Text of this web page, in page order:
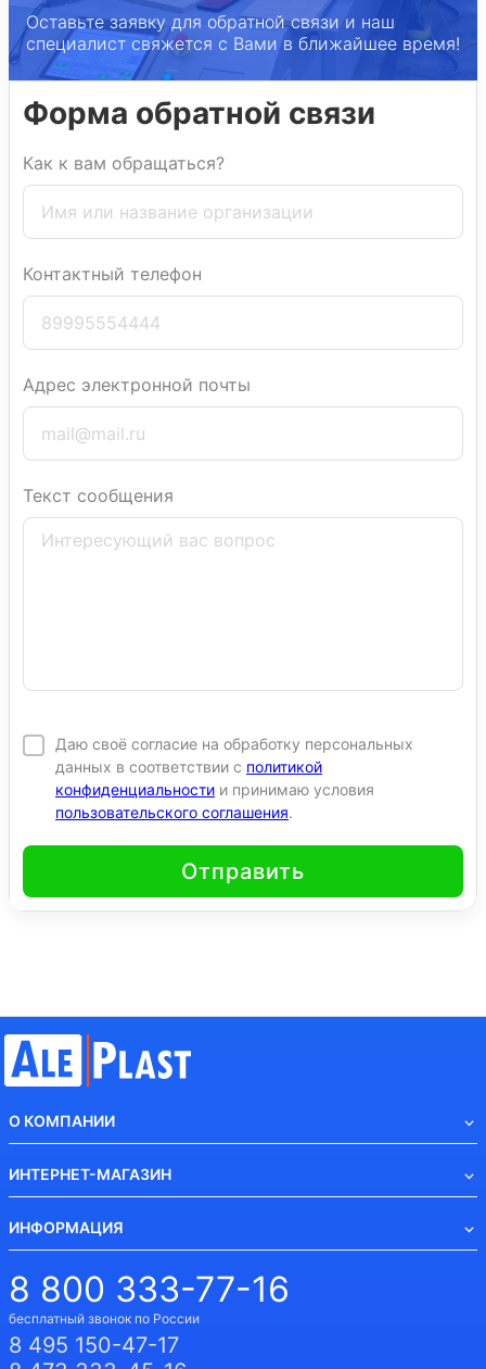
Оставьте заявку для обратной связи и наш
специалист свяжется с Вами в ближайшее время!
Форма обратной связи
Как к вам обращаться?
Контактный телефон
Адрес электронной почты
Текст сообщения
Даю своё согласие на обработку персональных
данных в соответствии с политикой
конфиденциальности и принимаю условия
пользовательского соглашения.
Отправить
О КОМПАНИИ
ИНТЕРНЕТ-МАГАЗИН
ИНФОРМАЦИЯ
8 800 333-77-16
бесплатный звонок по России
8 495 150-47-17